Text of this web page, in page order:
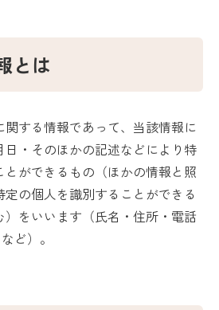
とは
する情報であって、当該情報に
・そのほかの記述などにより特
ができるもの（ほかの情報と照
の個人を識別することができる
）をいいます（氏名・住所・電話
ど）。